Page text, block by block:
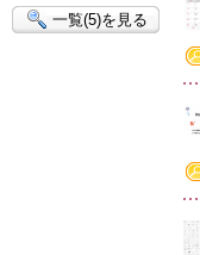
一覧(5)を見る